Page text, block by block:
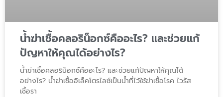
น้ำฆ่าเชื้อคลอริน็อกซ์คืออะไร? และช่วยแก้
ปัญหาให้คุณได้อย่างไร?
น้ำฆ่าเชื้อคลอริน็อกซ์คืออะไร? และช่วยแก้ปัญหาให้คุณได้
อย่างไร? น้ำฆ่าเชื้ออิเล็คโตรไลซ์เป็นน้ำที่ไว้ใช้ฆ่าเชื้อโรค ไวรัส
เชื้อรา